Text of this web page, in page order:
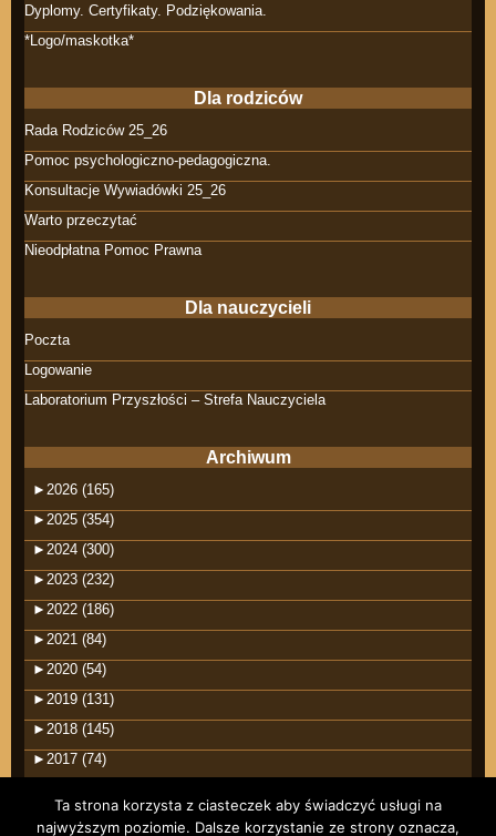
Dyplomy. Certyfikaty. Podziękowania.
*Logo/maskotka*
Dla rodziców
Rada Rodziców 25_26
Pomoc psychologiczno-pedagogiczna.
Konsultacje Wywiadówki 25_26
Warto przeczytać
Nieodpłatna Pomoc Prawna
Dla nauczycieli
Poczta
Logowanie
Laboratorium Przyszłości – Strefa Nauczyciela
Archiwum
► 2026 (165)
► 2025 (354)
► 2024 (300)
► 2023 (232)
► 2022 (186)
► 2021 (84)
► 2020 (54)
► 2019 (131)
► 2018 (145)
► 2017 (74)
Ta strona korzysta z ciasteczek aby świadczyć usługi na
najwyższym poziomie. Dalsze korzystanie ze strony oznacza,